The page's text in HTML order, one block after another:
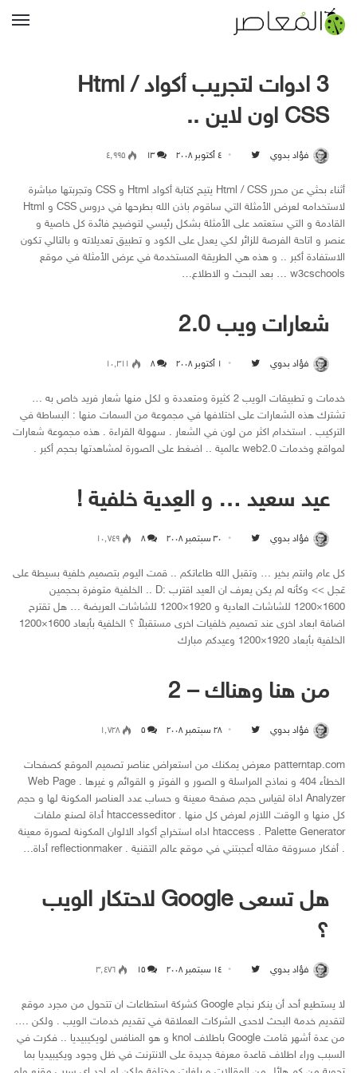
3 ادوات لتجريب أكواد Html /
CSS اون لاين ..
فؤاد بدوي Follow on Twitter
٤ أكتوبر ۲۰۰۸ ۱۳ ٤٬۹۹۵
أثناء بحثي عن محرر Html / CSS يتيح كتابة أكواد Html و CSS وتجربتها مباشرة
القادمة و التي ستعتمد على الأمثلة بشكل رئيسي لتوضيح فائدة كل خاصية و
عنصر و اتاحة الفرصة للزائر لكي يعدل على الكود و تطبيق تعديلاته و بالتالي تكون
الاستفادة أكبر .. و هذه هي الطريقة المستخدمة في عرض الأمثلة في موقع
w3cschools … بعد البحث و الاطلاع…
شعارات ويب 2.0
فؤاد بدوي Follow on Twitter
۱ أكتوبر ۲۰۰۸ ۸ ۱۰٬۳۱۱
خدمات و تطبيقات الويب 2 كثيرة ومتعددة و لكل منها شعار فريد خاص به …
تشترك هذه الشعارات على اختلافها في مجموعة من السمات منها : البساطة في
التركيب . استخدام اكثر من لون في الشعار . سهولة القراءة . هذه مجموعة شعارات
لمواقع وخدمات web2.0 عالمية .. اضغط على الصورة لمشاهدتها بحجم أكبر .
عيد سعيد … و العِدية خلفية !
فؤاد بدوي Follow on Twitter
۳۰ سبتمبر ۲۰۰۸ ۸ ۱۰٬۷٤۹
كل عام وانتم بخير … وتقبل الله طاعاتكم .. قمت اليوم بتصميم خلفية بسيطة على
عَجل >> وكأنه لم يكن يعرف ان العيد اقترب :D .. الخلفية متوفرة بحجمين
1600×1200 للشاشات العادية و 1920×1200 للشاشات العريضة … هل تقترح
اضافة ابعاد اخرى عند تصميم خلفيات اخرى مستقبلاً ؟ الخلفية بأبعاد 1600×1200
الخلفية بأبعاد 1920×1200 وعيدكم مبارك
من هنا وهناك – 2
فؤاد بدوي Follow on Twitter
۲۸ سبتمبر ۲۰۰۸ ۵ ۱٬۷۲۸
patterntap.com معرض يمكنك من استعراض عناصر تصميم الموقع كصفحات
الخطأء 404 و نماذج المراسلة و الصور و الفوتر و القوائم و غيرها . Web Page
Analyzer اداة لقياس حجم صفحة معينة و حساب عدد العناصر المكونة لها و حجم
كل منها و الوقت اللازم لعرض كل منها . htaccesseditor أداة لصنع ملفات
htaccess . Palette Generator اداه استخراج أكواد الالوان المكونة لصورة معينة
. أفكار مسروقة مقاله أعجبتني في موقع عالم التقنية . reflectionmaker أداة…
هل تسعى Google لاحتكار الويب
؟
فؤاد بدوي Follow on Twitter
۱٤ سبتمبر ۲۰۰۸ ۱۵ ۳٬٤۷٦
لا يستطيع أحد أن ينكر نجاح Google كشركة استطاعات ان تتحول من مجرد موقع
لتقديم خدمة البحث لاحدى الشركات العملاقة في تقديم خدمات الويب . ولكن ….
من عدة أشهر قامت Google باطلاف knol و هو المنافس لويكيبيديا .. فكرت في
السبب وراء اطلاف قاعدة معرفة جديدة على الانترنت في ظل وجود ويكيبيديا بما